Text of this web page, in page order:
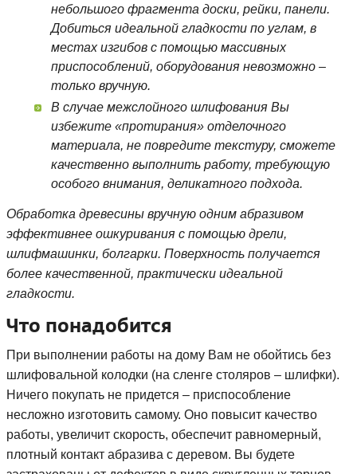
небольшого фрагмента доски, рейки, панели.
Добиться идеальной гладкости по углам, в
местах изгибов с помощью массивных
приспособлений, оборудования невозможно –
только вручную.
В случае межслойного шлифования Вы
избежите «протирания» отделочного
материала, не повредите текстуру, сможете
качественно выполнить работу, требующую
особого внимания, деликатного подхода.
Обработка древесины вручную одним абразивом
эффективнее ошкуривания с помощью дрели,
шлифмашинки, болгарки. Поверхность получается
более качественной, практически идеальной
гладкости.
Что понадобится
При выполнении работы на дому Вам не обойтись без
шлифовальной колодки (на сленге столяров – шлифки).
Ничего покупать не придется – приспособление
несложно изготовить самому. Оно повысит качество
работы, увеличит скорость, обеспечит равномерный,
плотный контакт абразива с деревом. Вы будете